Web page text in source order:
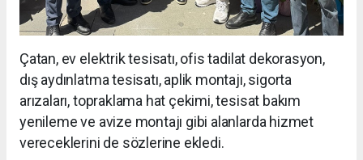
Çatan, ev elektrik tesisatı, ofis tadilat dekorasyon,
dış aydınlatma tesisatı, aplik montajı, sigorta
arızaları, topraklama hat çekimi, tesisat bakım
yenileme ve avize montajı gibi alanlarda hizmet
vereceklerini de sözlerine ekledi.